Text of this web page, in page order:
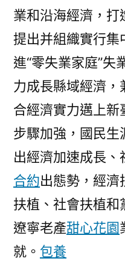
業和沿海經濟，打
提出并組織實行集
進“零失業家庭”失
力成長縣域經濟，
合經濟實力邁上新
步驟加強，國民
出經濟加速成長
合約出態勢，經濟
扶植、社會扶植和
遼寧老產甜心花園
就。 包養